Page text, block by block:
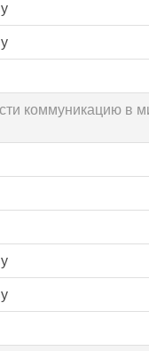
коммуникацию в